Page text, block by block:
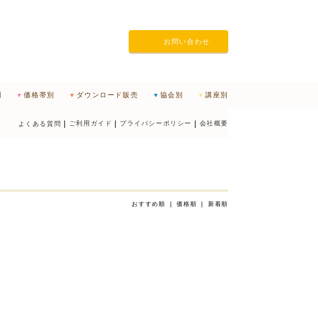
お問い合わせ
価格帯別 ダウンロード販売 協会別 講座別
よくある質問 ご利用ガイド プライバシーポリシー 会社概要
おすすめ順 |価格順 |新着順